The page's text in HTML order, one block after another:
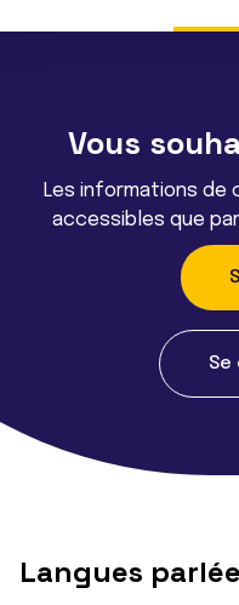
Vous
Les informations de
accessibles que par
Langues